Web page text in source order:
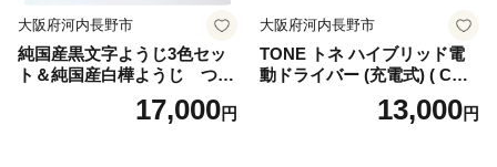
大阪府河内長野市
純国産黒文字ようじ3色セッ
ト＆純国産白樺ようじ つま
17,000円
大阪府河内長野市
TONE トネ ハイブリッド電
動ドライバー (充電式) ( CHD
21S ) 15001-40000406 ｜ 工
具 整備士 自動車 バイク DIY
13,000円